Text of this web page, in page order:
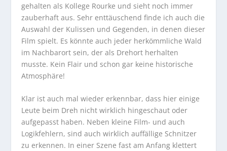
gehalten als Kollege Rourke und sieht noch immer
zauberhaft aus. Sehr enttäuschend finde ich auch die
Auswahl der Kulissen und Gegenden, in denen dieser
Film spielt. Es könnte auch jeder herkömmliche Wald
im Nachbarort sein, der als Drehort herhalten
musste. Kein Flair und schon gar keine historische
Atmosphäre!
Klar ist auch mal wieder erkennbar, dass hier einige
Leute beim Dreh nicht wirklich hingeschaut oder
aufgepasst haben. Neben kleine Film- und auch
Logikfehlern, sind auch wirklich auffällige Schnitzer
zu erkennen. In einer Szene fast am Anfang klettert